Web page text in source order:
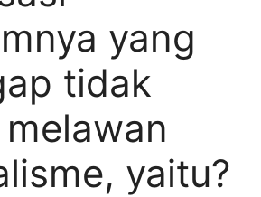
yang
tidak
yaitu?